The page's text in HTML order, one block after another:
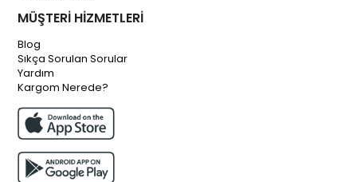
MÜŞTERİ HİZMETLERİ
Blog
Sıkça Sorulan Sorular
Yardım
Kargom Nerede?